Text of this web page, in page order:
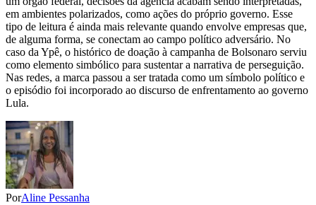
em ambientes polarizados, como ações do próprio governo. Esse
tipo de leitura é ainda mais relevante quando envolve empresas que,
de alguma forma, se conectam ao campo político adversário. No
caso da Ypê, o histórico de doação à campanha de Bolsonaro serviu
como elemento simbólico para sustentar a narrativa de perseguição.
Nas redes, a marca passou a ser tratada como um símbolo político e
o episódio foi incorporado ao discurso de enfrentamento ao governo
Lula.
PorAline Pessanha